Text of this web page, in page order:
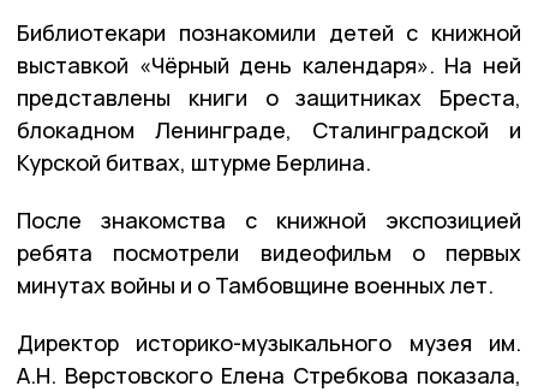
Библиотекари познакомили детей с книжной
выставкой «Чёрный день календаря». На ней
представлены книги о защитниках Бреста,
блокадном Ленинграде, Сталинградской и
Курской битвах, штурме Берлина.
После знакомства с книжной экспозицией
ребята посмотрели видеофильм о первых
минутах войны и о Тамбовщине военных лет.
Директор историко-музыкального музея им.
А.Н. Верстовского Елена Стребкова показала,